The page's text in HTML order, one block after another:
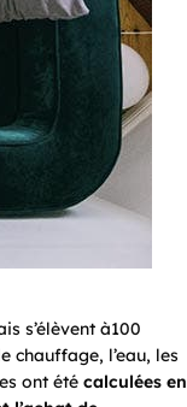
s’élèvent à100
chauffage, l’eau, les
ont été calculées en